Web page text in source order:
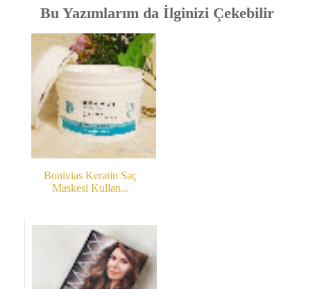
Bu Yazımlarım da İlginizi Çekebilir
Bonivias Keratin Saç
Maskesi Kullan...